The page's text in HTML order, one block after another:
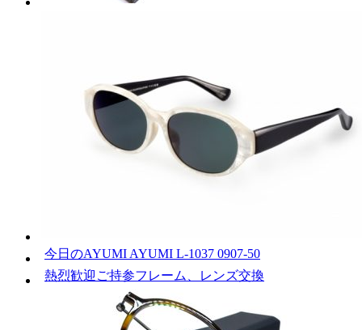
今日のAYUMI AYUMI L-1037 0907-50
熱烈歓迎ご持参フレーム、レンズ交換